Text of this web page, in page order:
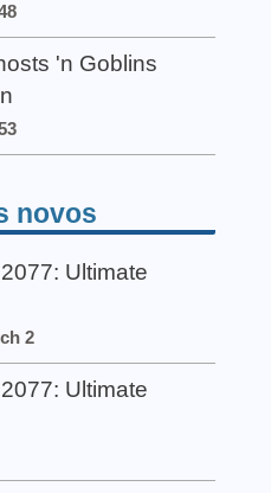
'n Goblins
novos
Ultimate
2
Ultimate